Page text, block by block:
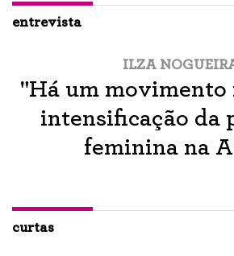
entrevista
ILZA
"Há um movimento
intensificação da
feminina na
curtas